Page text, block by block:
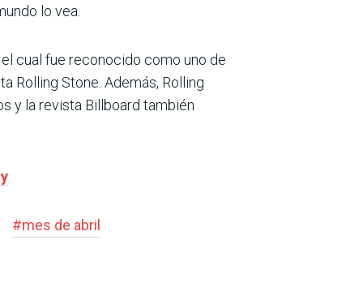
lo vea.
cual fue reconocido como uno de
Rolling Stone. Además, Rolling
y la revista Billboard también
#mes de abril